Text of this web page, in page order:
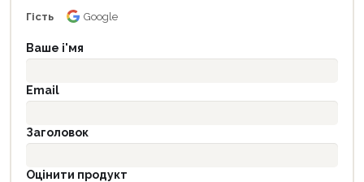
Гість Google
Ваше і'мя
Email
Заголовок
Оцінити продукт